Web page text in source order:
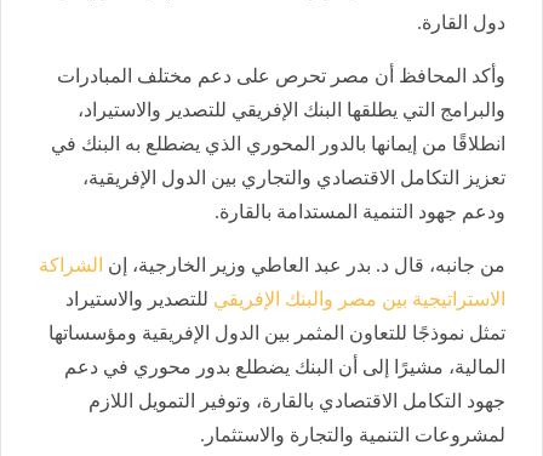
دول القارة.
وأكد المحافظ أن مصر تحرص على دعم مختلف المبادرات
والبرامج التي يطلقها البنك الإفريقي للتصدير والاستيراد،
انطلاقًا من إيمانها بالدور المحوري الذي يضطلع به البنك في
تعزيز التكامل الاقتصادي والتجاري بين الدول الإفريقية،
ودعم جهود التنمية المستدامة بالقارة.
من جانبه، قال د. بدر عبد العاطي وزير الخارجية، إن الشراكة
الاستراتيجية بين مصر والبنك الإفريقي للتصدير والاستيراد
تمثل نموذجًا للتعاون المثمر بين الدول الإفريقية ومؤسساتها
المالية، مشيرًا إلى أن البنك يضطلع بدور محوري في دعم
جهود التكامل الاقتصادي بالقارة، وتوفير التمويل اللازم
لمشروعات التنمية والتجارة والاستثمار.